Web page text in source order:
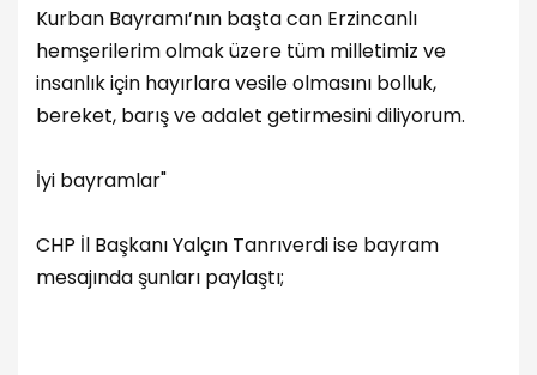
Kurban Bayramı’nın başta can Erzincanlı
hemşerilerim olmak üzere tüm milletimiz ve
insanlık için hayırlara vesile olmasını bolluk,
bereket, barış ve adalet getirmesini diliyorum.
İyi bayramlar"
CHP İl Başkanı Yalçın Tanrıverdi ise bayram
mesajında şunları paylaştı;